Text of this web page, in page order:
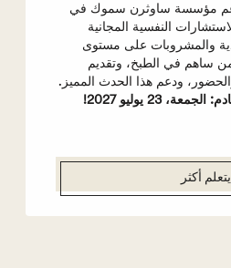
مؤسسة ساوثرن سموك في
النفسية المجانية
والمشروبات على مستوى
من ساهم في الطبخ، وتقديم
ودعم هذا الحدث المميز.
23 يوليو 2027!
يتعلم أكثر